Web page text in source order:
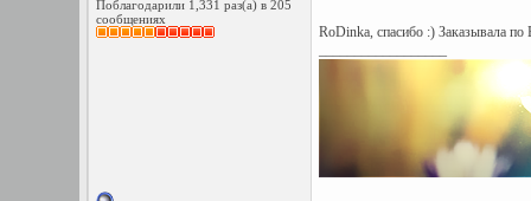
Поблагодарили 1,331 раз(а) в 205
сообщениях
RoDinka, спасибо :) Заказывала